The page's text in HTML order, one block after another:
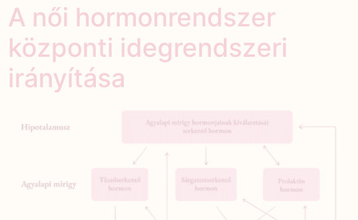
A női hormonrendszer
központi idegrendszeri
irányítása